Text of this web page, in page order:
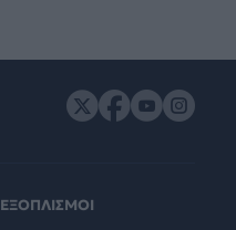
ΕΞΟΠΛΙΣΜΟΙ